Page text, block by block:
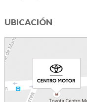
UBICACIÓN